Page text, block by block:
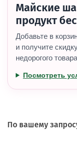
Майские
продукт
Добавьте в
и получите
недорогого
Посмотреть
По вашему